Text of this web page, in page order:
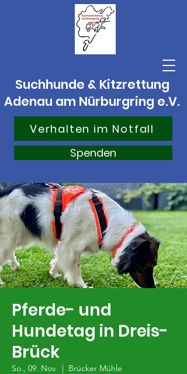
Suchhunde & Kitzrettung
Adenau am Nürburgring e.V.
Verhalten im Notfall
Spenden
Pferde- und
Hundetag in Dreis-
Brück
So., 09. Nov.
  |
Brücker Mühle